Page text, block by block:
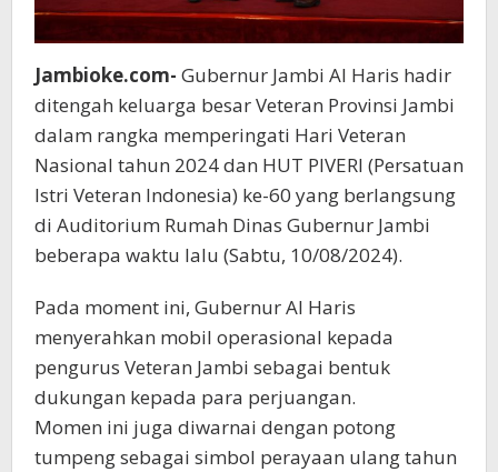
Jambioke.com- Gubernur Jambi Al Haris hadir
ditengah keluarga besar Veteran Provinsi Jambi
dalam rangka memperingati Hari Veteran
Nasional tahun 2024 dan HUT PIVERI (Persatuan
Istri Veteran Indonesia) ke-60 yang berlangsung
di Auditorium Rumah Dinas Gubernur Jambi
beberapa waktu lalu (Sabtu, 10/08/2024).
Pada moment ini, Gubernur Al Haris
menyerahkan mobil operasional kepada
pengurus Veteran Jambi sebagai bentuk
dukungan kepada para perjuangan.
Momen ini juga diwarnai dengan potong
tumpeng sebagai simbol perayaan ulang tahun